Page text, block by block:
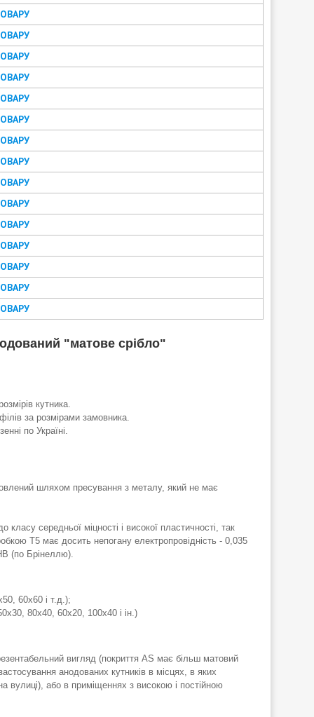
"матове срібло"
кутника.
за розмірами замовника.
по Україні.
шляхом пресування з металу, який не має
середньої міцності і високої пластичності, так
Т5 має досить непогану електропровідність - 0,035
(по Брінеллю).
60х60 і т.д.);
80х40, 60х20, 100х40 і ін.)
вигляд (покриття AS має більш матовий
анодованих кутників в місцях, в яких
вулиці), або в приміщеннях з високою і постійною